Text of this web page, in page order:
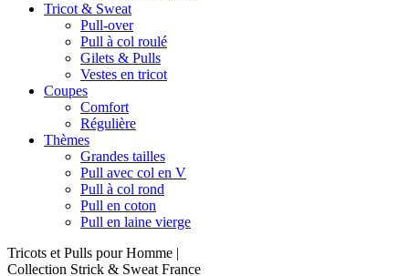
Tricot & Sweat
Pull-over
Pull à col roulé
Gilets & Pulls
Vestes en tricot
Coupes
Comfort
Régulière
Thèmes
Grandes tailles
Pull avec col en V
Pull à col rond
Pull en coton
Pull en laine vierge
Tricots et Pulls pour Homme |
Collection Strick & Sweat France